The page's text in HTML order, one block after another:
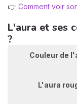
👉 Comment voir
L'aura et ses
?
Couleur de
L'aura